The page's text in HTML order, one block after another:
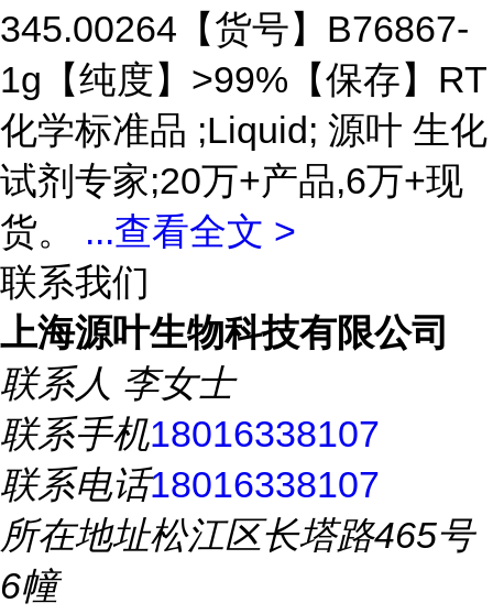
345.00264【货号】B76867-
1g【纯度】>99%【保存】RT
化学标准品 ;Liquid; 源叶 生化
试剂专家;20万+产品,6万+现
货。 ...查看全文 >
联系我们
上海源叶生物科技有限公司
联系人 李女士
联系手机18016338107
联系电话18016338107
所在地址松江区长塔路465号
6幢